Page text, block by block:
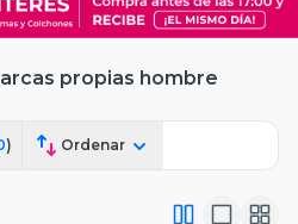
propias hombre
) Ordenar